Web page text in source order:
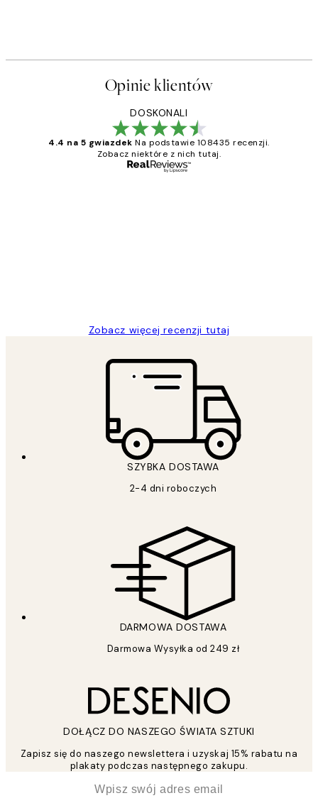
Opinie klientów
DOSKONALI
4.4 na 5 gwiazdek Na podstawie 108435 recenzji.
Zobacz niektóre z nich tutaj.
Zobacz więcej recenzji tutaj
SZYBKA DOSTAWA
2-4 dni roboczych
DARMOWA DOSTAWA
Darmowa Wysyłka od 249 zł
DOŁĄCZ DO NASZEGO ŚWIATA SZTUKI
Zapisz się do naszego newslettera i uzyskaj 15% rabatu na
plakaty podczas następnego zakupu.